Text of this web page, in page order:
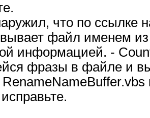
что по ссылке
файл именем из
информацией. -
фразы в файле и